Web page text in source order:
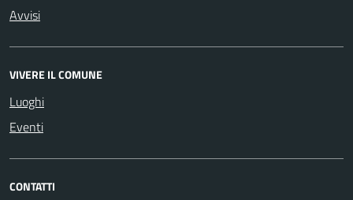
Avvisi
VIVERE IL COMUNE
Luoghi
Eventi
CONTATTI